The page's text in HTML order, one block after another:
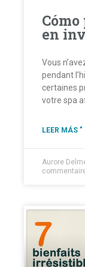
en
Vous
pendant
certaines
votre spa
LEER MÁS "
Aurore